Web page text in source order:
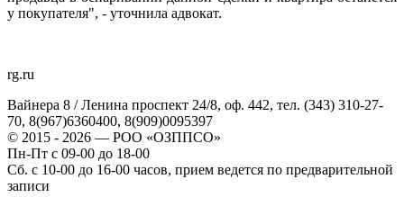
у покупателя", - уточнила адвокат.
rg.ru
Вайнера 8 / Ленина проспект 24/8, оф. 442, тел. (343) 310-27-
70, 8(967)6360400, 8(909)0095397
© 2015 - 2026 — РОО «ОЗППСО»
Пн-Пт с 09-00 до 18-00
Сб. с 10-00 до 16-00 часов, прием ведется по предварительной
записи